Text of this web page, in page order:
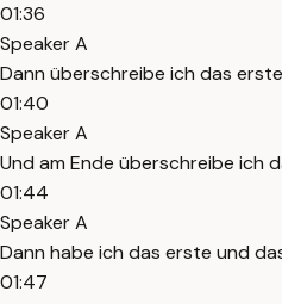
01:36
Speaker A
Dann überschreibe ich das
01:40
Speaker A
Und am Ende überschreibe ich
01:44
Speaker A
Dann habe ich das erste und
01:47